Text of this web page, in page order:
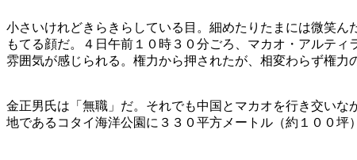
小さいけれどきらきらしている目。細めたりたまには微笑
もてる顔だ。４日午前１０時３０分ごろ、マカオ・アルテ
雰囲気が感じられる。権力から押されたが、相変わらず権力
金正男氏は「無職」だ。それでも中国とマカオを行き交い
地であるコタイ海洋公園に３３０平方メートル（約１００坪